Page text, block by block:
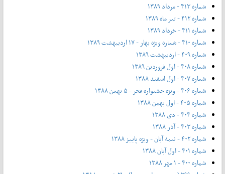
شماره ۴۱۳ - مرداد ۱۳۸۹
شماره ۴۱۲ - تیر ماه ۱۳۸۹
شماره ۴۱۱ - خرداد ۱۳۸۹
شماره ۴۱۰ - شماره ویژه بهار - ۱۷ اردیبهشت ۱۳۸۹
شماره ۴۰۹ - اردیبهشت ۱۳۸۹
شماره ۴۰۸ - اول فروردین ۱۳۸۹
شماره ۴۰۷ - اول اسفند ۱۳۸۸
شماره ۴۰۶ - ویژه جشنواره فجر - ۵ بهمن ۱۳۸۸
شماره ۴۰۵ - اول بهمن ۱۳۸۸
شماره ۴۰۴ - دی ۱۳۸۸
شماره ۴۰۳ - آذر ۱۳۸۸
شماره ۴۰۲ - نیمه آبان - ویژه پاییز ۱۳۸۸
شماره ۴۰۱ - اول آبان ۱۳۸۸
شماره ۴۰۰ - ۱ مهر ۱۳۸۸